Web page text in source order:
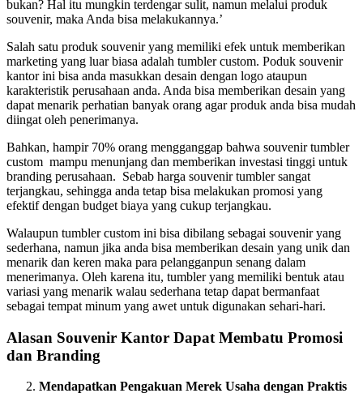
bukan? Hal itu mungkin terdengar sulit, namun melalui produk
souvenir, maka Anda bisa melakukannya.’
Salah satu produk souvenir yang memiliki efek untuk memberikan
marketing yang luar biasa adalah tumbler custom. Poduk souvenir
kantor ini bisa anda masukkan desain dengan logo ataupun
karakteristik perusahaan anda. Anda bisa memberikan desain yang
dapat menarik perhatian banyak orang agar produk anda bisa mudah
diingat oleh penerimanya.
Bahkan, hampir 70% orang mengganggap bahwa souvenir tumbler
custom mampu menunjang dan memberikan investasi tinggi untuk
branding perusahaan. Sebab harga souvenir tumbler sangat
terjangkau, sehingga anda tetap bisa melakukan promosi yang
efektif dengan budget biaya yang cukup terjangkau.
Walaupun tumbler custom ini bisa dibilang sebagai souvenir yang
sederhana, namun jika anda bisa memberikan desain yang unik dan
menarik dan keren maka para pelangganpun senang dalam
menerimanya. Oleh karena itu, tumbler yang memiliki bentuk atau
variasi yang menarik walau sederhana tetap dapat bermanfaat
sebagai tempat minum yang awet untuk digunakan sehari-hari.
Alasan Souvenir Kantor Dapat Membatu Promosi
dan Branding
Mendapatkan Pengakuan Merek Usaha dengan Praktis